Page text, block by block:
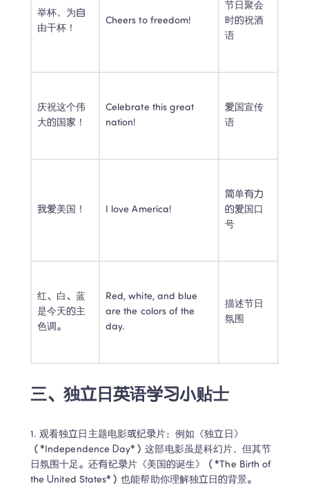
举杯，为自
由干杯！
Cheers to freedom!
节日聚会
时的祝酒
语
庆祝这个伟
大的国家！
Celebrate this great
nation!
爱国宣传
语
我爱美国！ I love America!
简单有力
的爱国口
号
红、白、蓝
是今天的主
色调。
Red, white, and blue
are the colors of the
day.
描述节日
氛围
三、独立日英语学习小贴士
1. 观看独立日主题电影或纪录片：例如《独立日》
（*Independence Day*）这部电影虽是科幻片，但其节
日氛围十足。还有纪录片《美国的诞生》（*The Birth of
the United States*）也能帮助你理解独立日的背景。